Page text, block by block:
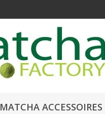
MATCHA ACCESSOIRES